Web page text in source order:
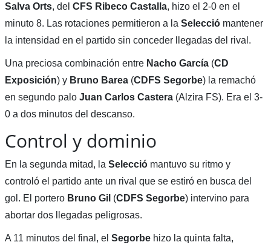
Salva Orts, del CFS Ribeco Castalla, hizo el 2-0 en el
minuto 8. Las rotaciones permitieron a la Selecciómantener
la intensidad en el partido sin conceder llegadas del rival.
Una preciosa combinación entre Nacho García(CD
Exposición) y Bruno Barea(CDFS Segorbe) la remachó
en segundo palo Juan Carlos Castera(Alzira FS). Era el 3-
0 a dos minutos del descanso.
Control y dominio
En la segunda mitad, la Selecciómantuvo su ritmo y
controló el partido ante un rival que se estiró en busca del
gol. El portero Bruno Gil (CDFS Segorbe) intervino para
abortar dos llegadas peligrosas.
A 11 minutos del final, el Segorbehizo la quinta falta,